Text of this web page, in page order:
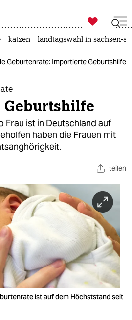
zahl ich
ich

taz zahl ich
katzen landtagswahl in sachsen-
Geburtenrate: Importierte Geburtshilfe
Frau ist in Deutschland auf
haben die Frauen mit
teilen
ist auf dem Höchststand seit